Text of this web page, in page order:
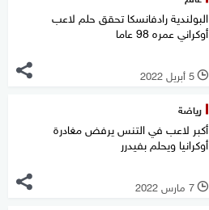
البولندية رادفانسكا تحقق حلم لاعب
أوكراني عمره 98 عاما
l 5 أبريل 2022
رياضة
أكبر لاعب في التنس يرفض مغادرة
أوكرانيا ويحلم بفيدرر
l 7 مارس 2022